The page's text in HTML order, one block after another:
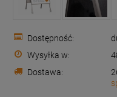
Dostępność:
Wysyłka w:
Dostawa:
Cena nie zawiera